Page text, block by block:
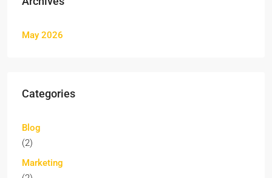
May 2026
Categories
Blog
(2)
Marketing